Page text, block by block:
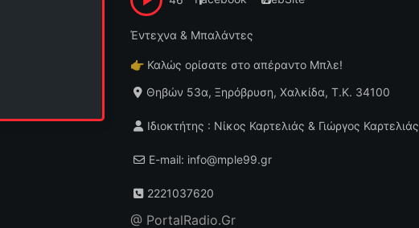
Έντεχνα & Μπαλάντες
👉 Καλώς ορίσατε στο απέραντο Μπλε!
Θηβών 53α, Ξηρόβρυση, Χαλκίδα, Τ.Κ. 34100
Ιδιοκτήτης : Νίκος Καρτελιάς & Γιώργος Καρτελιάς
E-mail: info@mple99.gr
2221037620
@ PortalRadio.Gr